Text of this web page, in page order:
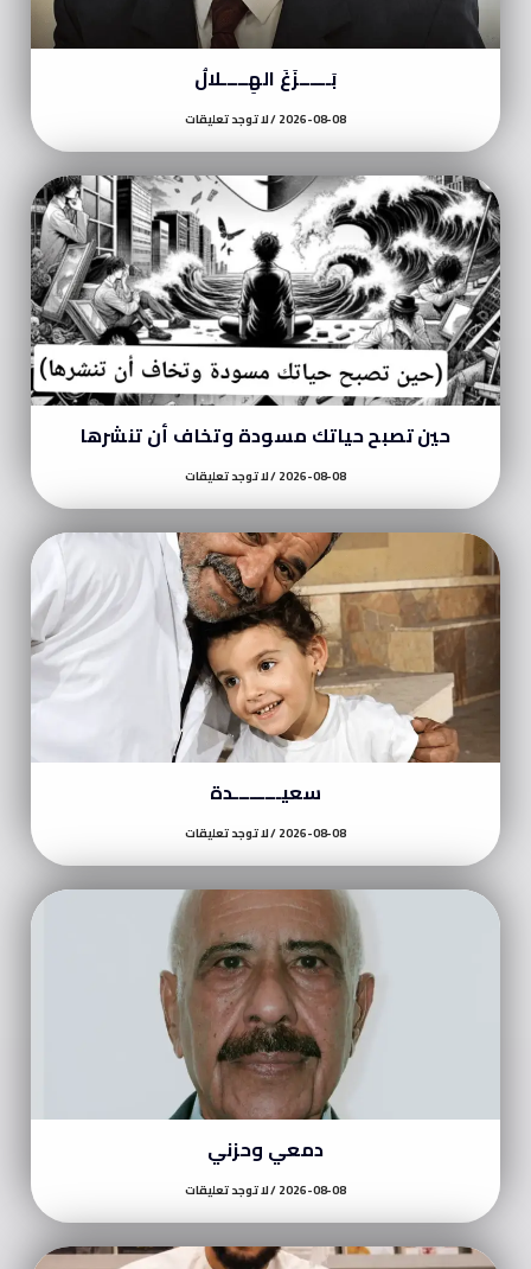
بَــــــزَغَ الهِـــــلالُ
2026-08-08 لا توجد تعليقات
حين تصبح حياتك مسودة وتخاف أن تنشرها
2026-08-08 لا توجد تعليقات
سعيـــــــــدة
2026-08-08 لا توجد تعليقات
دمعي وحزني
2026-08-08 لا توجد تعليقات